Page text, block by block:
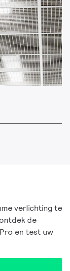
verlichting te
de
en test uw